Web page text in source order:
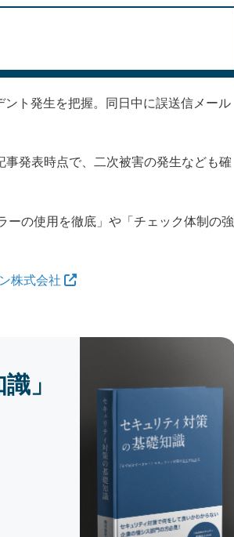
ト発生を把握。同日中に誤送信メール
発表時点で、二次被害の発生なども確
ーの使用を徹底」や「チェック体制の強
株式会社
」